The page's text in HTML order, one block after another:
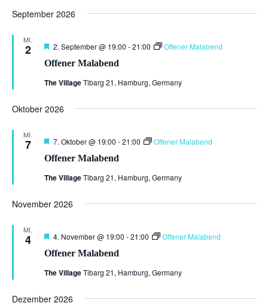
September 2026
MI.
2
Offener Malabend
Hervorgehoben
2. September @ 19:00 -21:00 Offener Malabend
The VillageTibarg 21, Hamburg, Germany
Oktober 2026
MI.
7
Offener Malabend
Hervorgehoben
7. Oktober @ 19:00 -21:00 Offener Malabend
The VillageTibarg 21, Hamburg, Germany
November 2026
MI.
4
Offener Malabend
Hervorgehoben
4. November @ 19:00 -21:00 Offener Malabend
The VillageTibarg 21, Hamburg, Germany
Dezember 2026